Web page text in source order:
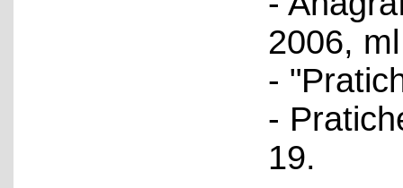
2006,
-
-
19.